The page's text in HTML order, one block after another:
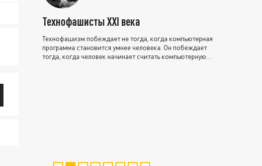
Технофашисты XXI века
Технофашизм побеждает не тогда, когда компьютерная
программа становится умнее человека. Он побеждает
тогда, когда человек начинает считать компьютерную